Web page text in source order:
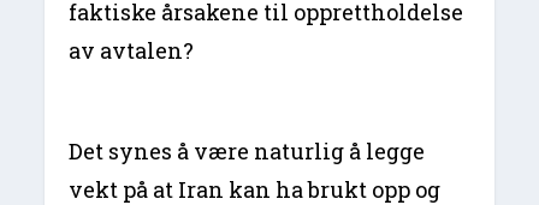
faktiske årsakene til opprettholdelse
av avtalen?
Det synes å være naturlig å legge
vekt på at Iran kan ha brukt opp og